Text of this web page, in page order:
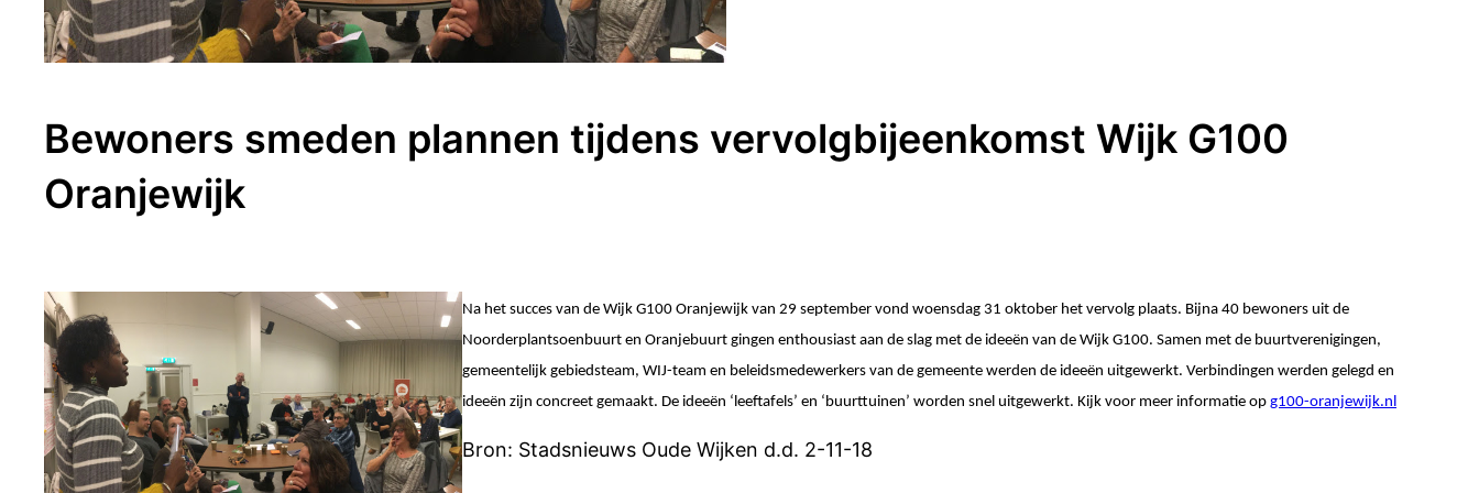
Bewoners smeden plannen tijdens vervolgbijeenkomst Wijk G100
Oranjewijk
Na het succes van de Wijk G100 Oranjewijk van 29 september vond woensdag 31 oktober het vervolg plaats. Bijna 40 bewoners uit de
Noorderplantsoenbuurt en Oranjebuurt gingen enthousiast aan de slag met de ideeën van de Wijk G100. Samen met de buurtverenigingen,
gemeentelijk gebiedsteam, WIJ-team en beleidsmedewerkers van de gemeente werden de ideeën uitgewerkt. Verbindingen werden gelegd en
ideeën zijn concreet gemaakt. De ideeën ‘leeftafels’ en ‘buurttuinen’ worden snel uitgewerkt. Kijk voor meer informatie op g100-oranjewijk.nl
Bron: Stadsnieuws Oude Wijken d.d. 2-11-18